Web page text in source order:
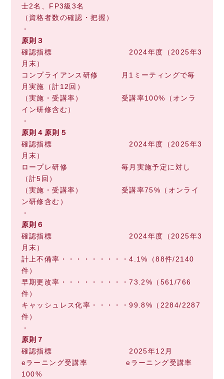
士2名、FP3級3名
（資格者数の確認・把握）
・
原則３
確認指標 2024年度（2025年3
月末）
コンプライアンス研修 月1ミーティングで毎
月実施（計12回）
（実施・受講率） 受講率100%（オンラ
イン研修含む）
・
原則４原則５
確認指標 2024年度（2025年3
月末）
ロープレ研修 毎月実施予定に対し
（計5回）
（実施・受講率） 受講率75%（オンライ
ン研修含む）
・
原則６
確認指標 2024年度（2025年3
月末）
計上不備率・・・・・・・・・4.1%（88件/2140
件）
早期更改率・・・・・・・・・73.2%（561/766
件）
キャッシュレス化率・・・・・99.8%（2284/2287
件）
・
原則７
確認指標 2025年12月
eラーニング受講率 eラーニング受講率
100%